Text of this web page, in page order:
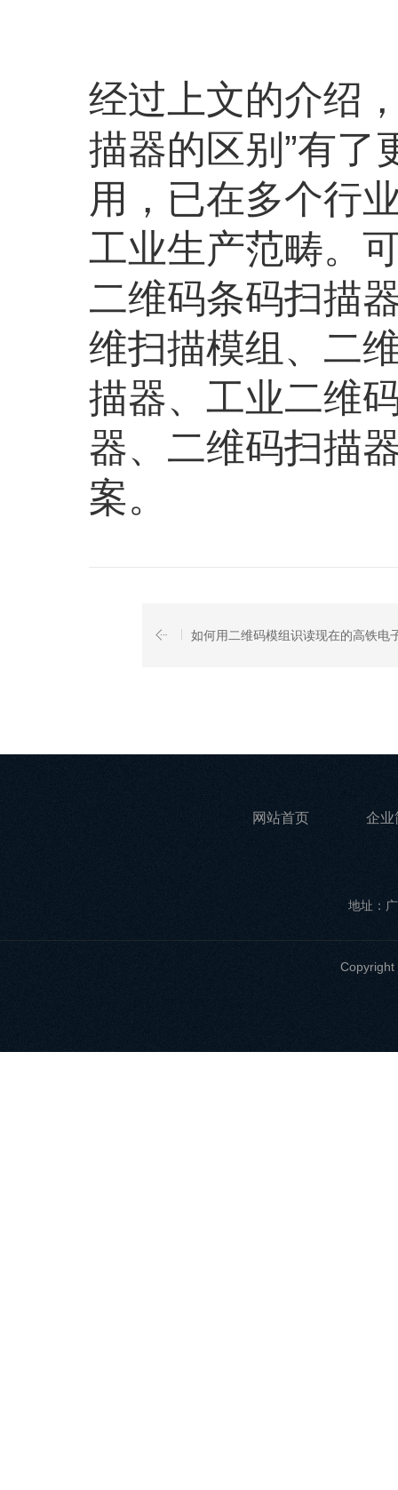
经过上文的介绍
描器的区别”有了
用，已在多个行
工业生产范畴。
二维码条码扫描
维扫描模组、二
描器、工业二维
器、二维码扫描
案。
如何用二维码模组识读现在的高铁电
网站首页 企业
地址：